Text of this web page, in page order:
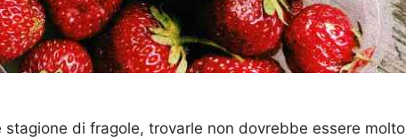
stagione di fragole, trovarle non dovrebbe essere molto